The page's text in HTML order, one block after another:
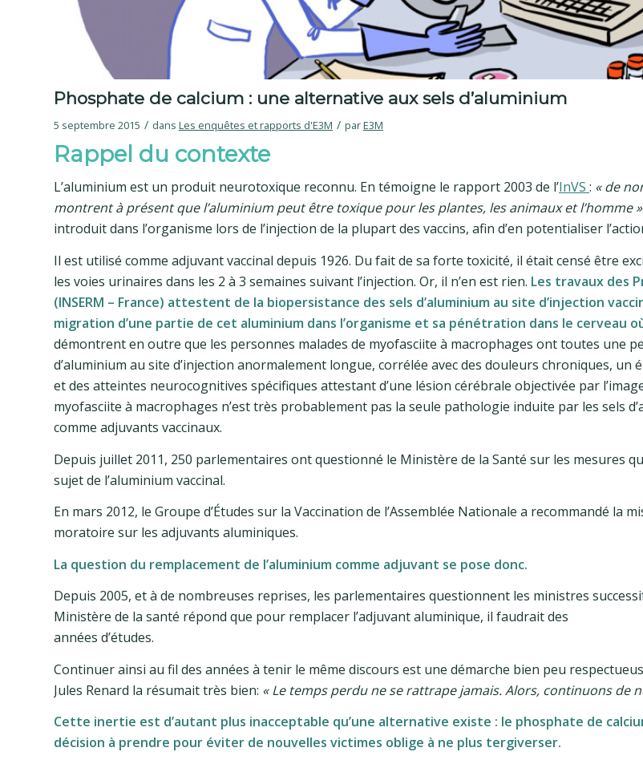
Phosphate de calcium : une alternative aux sels d’aluminium
5 septembre 2015 / dans Les enquêtes et rapports d'E3M / parE3M
Rappel du contexte
L’aluminium est un produit neurotoxique reconnu. En témoigne le rapport 2003 de l’InVS : « de
montrent à présent que l’aluminium peut être toxique pour les plantes, les animaux et l’homme »
introduit dans l’organisme lors de l’injection de la plupart des vaccins, afin d’en potentialiser
Il est utilisé comme adjuvant vaccinal depuis 1926. Du fait de sa forte toxicité, il était censé être
les voies urinaires dans les 2 à 3 semaines suivant l’injection. Or, il n’en est rien. Les travaux des
(INSERM – France) attestent de la biopersistance des sels d’aluminium au site d’injection
migration d’une partie de cet aluminium dans l’organisme et sa pénétration dans le cerveau où
démontrent en outre que les personnes malades de myofasciite à macrophages ont toutes une
d’aluminium au site d’injection anormalement longue, corrélée avec des douleurs chroniques, un
et des atteintes neurocognitives spécifiques attestant d’une lésion cérébrale objectivée par
myofasciite à macrophages n’est très probablement pas la seule pathologie induite par les sels
comme adjuvants vaccinaux.
Depuis juillet 2011, 250 parlementaires ont questionné le Ministère de la Santé sur les mesures
sujet de l’aluminium vaccinal.
En mars 2012, le Groupe d’Études sur la Vaccination de l’Assemblée Nationale a recommandé la
moratoire sur les adjuvants aluminiques.
La question du remplacement de l’aluminium comme adjuvant se pose donc.
Depuis 2005, et à de nombreuses reprises, les parlementaires questionnent les ministres
Ministère de la santé répond que pour remplacer l’adjuvant aluminique, il faudrait des
années d’études.
Continuer ainsi au fil des années à tenir le même discours est une démarche bien peu
Jules Renard la résumait très bien: « Le temps perdu ne se rattrape jamais. Alors, continuons de
Cette inertie est d’autant plus inacceptable qu’une alternative existe : le phosphate de
décision à prendre pour éviter de nouvelles victimes oblige à ne plus tergiverser.